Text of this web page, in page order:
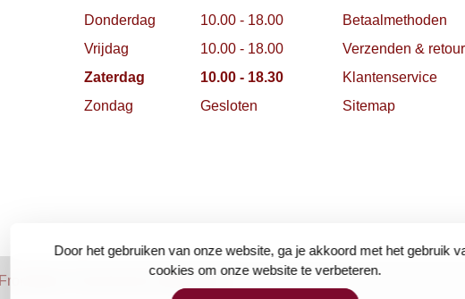
Door het gebruiken van onze website, ga je akkoord met het gebruik
cookies om onze website te verbeteren.
Donderdag
10.00 - 18.00
Vrijdag
10.00 - 18.00
Zaterdag
10.00 - 18.30
Zondag
Gesloten
Betaalmethoden
Verzenden &
Klantenservice
Sitemap
Frontlabel